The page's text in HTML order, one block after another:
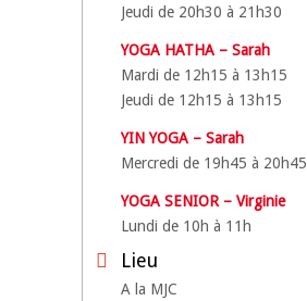
Jeudi de 20h30 à 21h30
YOGA HATHA – Sarah
Mardi de 12h15 à 13h15
Jeudi de 12h15 à 13h15
YIN YOGA – Sarah
Mercredi de 19h45 à 20h45
YOGA SENIOR – Virginie
Lundi de 10h à 11h
Lieu
A la MJC